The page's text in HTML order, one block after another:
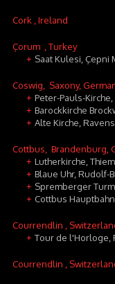
Cork , Ireland
Çorum , Turkey
+ Saat Kulesi, Çepni
Coswig , Saxony,
+ Peter-Pauls-
+ Barockkirche
+ Alte Kirche,
Cottbus , Brandenburg,
+ Lutherkirche,
+ Blaue Uhr, Rudolf-
+ Spremberger
+ Cottbus
Courrendlin ,
+ Tour de l'Horloge,
Courrendlin ,